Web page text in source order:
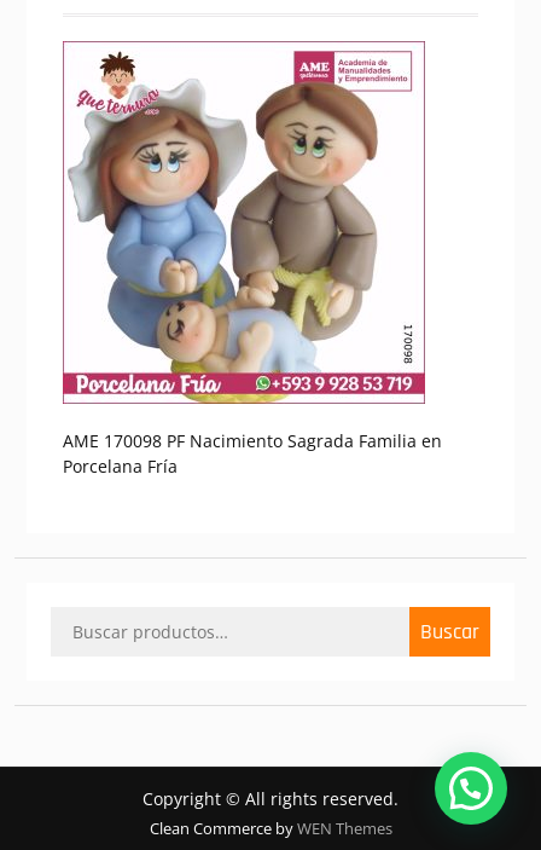
AME 170098 PF Nacimiento Sagrada Familia en
Porcelana Fría
por:
Buscar
Copyright © All rights reserved.
Clean Commerce byWEN Themes